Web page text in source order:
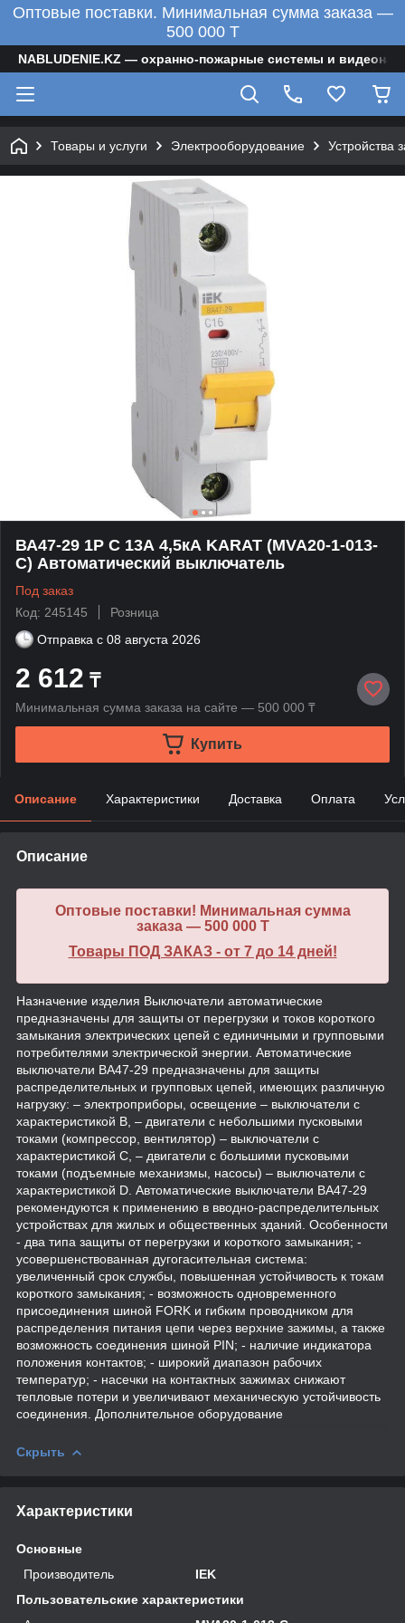
Оптовые поставки. Минимальная сумма заказа —
500 000 T
NABLUDENIE.KZ — охранно-пожарные системы и
Товары и услуги Электрооборудование Устройства
ВА47-29 1P C 13А 4,5кА KARAT (MVA20-1-013-
C) Автоматический выключатель
Под заказ
Код: 245145
Розница
Отправка с 08 августа 2026
2 612 ₸
Минимальная сумма заказа на сайте — 500 000 ₸
Купить
Описание Характеристики Доставка Оплата
Описание
Оптовые поставки! Минимальная сумма
заказа — 500 000 T
Товары ПОД ЗАКАЗ - от 7 до 14 дней!
Назначение изделия Выключатели автоматические
предназначены для защиты от перегрузки и токов короткого
замыкания электрических цепей с единичными и групповыми
потребителями электрической энергии. Автоматические
выключатели ВА47-29 предназначены для защиты
распределительных и групповых цепей, имеющих различную
нагрузку: – электроприборы, освещение – выключатели с
характеристикой В, – двигатели с небольшими пусковыми
токами (компрессор, вентилятор) – выключатели с
характеристикой C, – двигатели с большими пусковыми
токами (подъемные механизмы, насосы) – выключатели с
характеристикой D. Автоматические выключатели ВА47-29
рекомендуются к применению в вводно-распределительных
устройствах для жилых и общественных зданий. Особенности
- два типа защиты от перегрузки и короткого замыкания; -
усовершенствованная дугогасительная система:
увеличенный срок службы, повышенная устойчивость к токам
короткого замыкания; - возможность одновременного
присоединения шиной FORK и гибким проводником для
распределения питания цепи через верхние зажимы, а также
возможность соединения шиной PIN; - наличие индикатора
положения контактов; - широкий диапазон рабочих
температур; - насечки на контактных зажимах снижают
тепловые потери и увеличивают механическую устойчивость
соединения. Дополнительное оборудование
Скрыть
Характеристики
Основные
Производитель
IEK
Пользовательские характеристики